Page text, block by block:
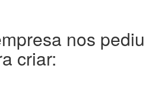
nos pediu
criar: